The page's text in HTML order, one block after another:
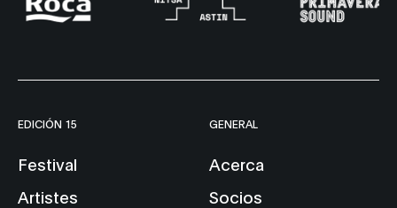
EDICIÓN 15
Festival
Artistes
GENERAL
Acerca
Socios